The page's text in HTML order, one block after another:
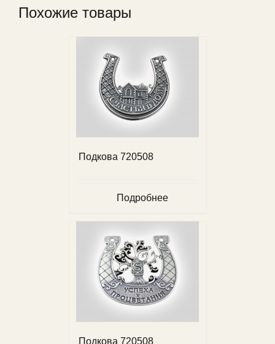
Похожие товары
Подкова 720508
Подробнее
Подкова 720508